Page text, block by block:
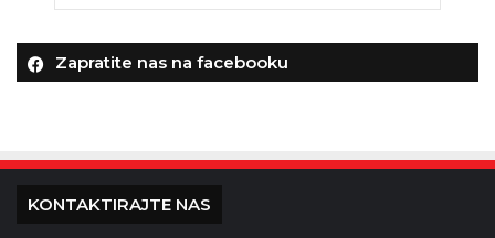
Zapratite nas na facebooku
KONTAKTIRAJTE NAS